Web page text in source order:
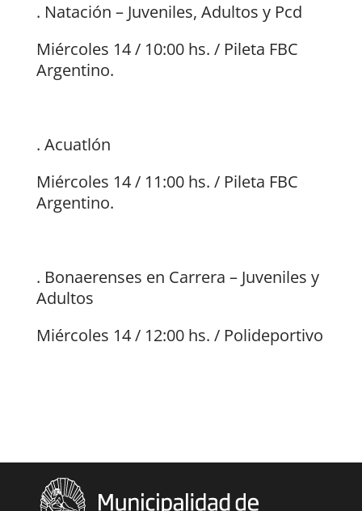
. Natación – Juveniles, Adultos y Pcd
Miércoles 14 / 10:00 hs. / Pileta FBC
Argentino.
. Acuatlón
Miércoles 14 / 11:00 hs. / Pileta FBC
Argentino.
. Bonaerenses en Carrera – Juveniles y
Adultos
Miércoles 14 / 12:00 hs. / Polideportivo